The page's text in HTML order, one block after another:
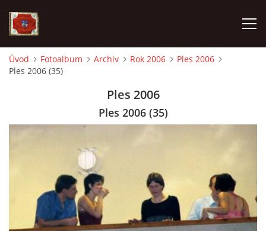
AKTUALITY
KROUŽEK MLADÝCH HASIČŮ
OHLÁŠENÍ PÁLENÍ
Úvod Fotoalbum Archiv Rok 2006
Ples 2006
Ples 2006 (35)
Ples 2006
Ples 2006 (35)